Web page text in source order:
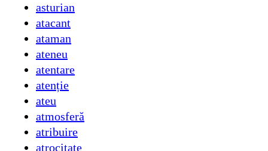
asturian
atacant
ataman
ateneu
atentare
atenție
ateu
atmosferă
atribuire
atrocitate